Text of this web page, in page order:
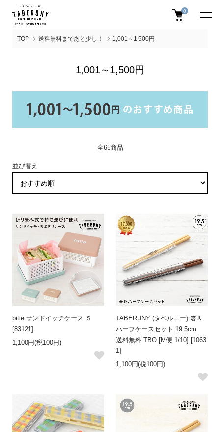
0
TOP 送料無料まであと少し！ 1,001～1,500円
1,001～1,500円
全65商品
並び替え
bitie サンドイッチケース Ｓ
[83121]
1,100円(税100円)
TABERUNY (タベルニー) 箸＆
ハーフケースセット 19.5cm
送料無料 TBO [M便 1/10] [1063
1]
1,100円(税100円)